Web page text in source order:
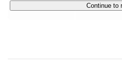
Continue to